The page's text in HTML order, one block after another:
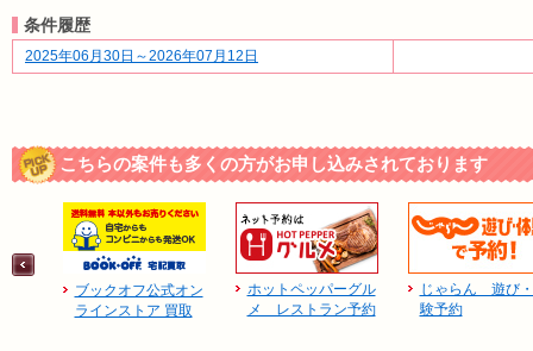
条件履歴
2025年06月30日～2026年07月12日
こちらの案件も多くの方がお申し込みされております
ブックオフ公式オン
ラインストア 買取
ホットペッパーグル
メ レストラン予約
じゃらん 遊び
験予約